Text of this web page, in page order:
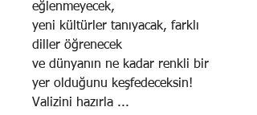
eğlenmeyecek,
yeni kültürler tanıyacak, farklı
diller öğrenecek
ve dünyanın ne kadar renkli bir
yer olduğunu keşfedeceksin!
Valizini hazırla ...